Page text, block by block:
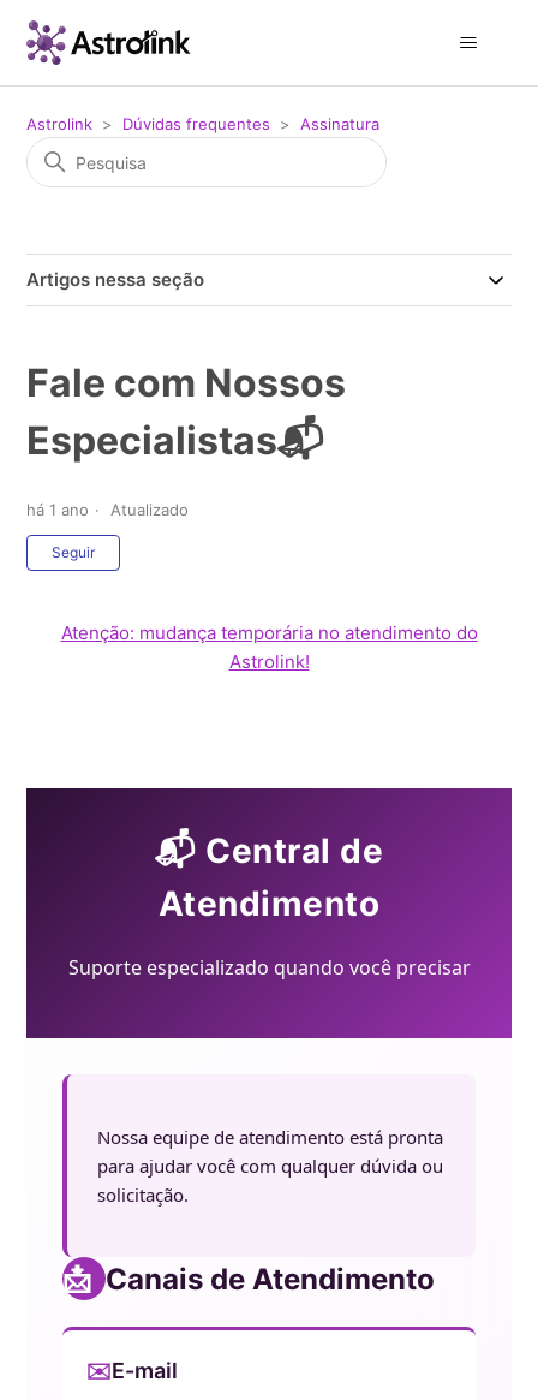
Astrolink Dúvidas frequentes Assinatura
Artigos nessa seção
Fale com Nossos
Especialistas📬
há 1 ano Atualizado
Seguir
Atenção: mudança temporária no atendimento do
Astrolink!
📬 Central de
Atendimento
Suporte especializado quando você precisar
Nossa equipe de atendimento está pronta
para ajudar você com qualquer dúvida ou
solicitação.
📩 Canais de Atendimento
✉️E-mail